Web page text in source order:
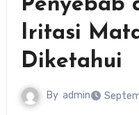
Penyebab
Iritasi
Diketahui
By admin